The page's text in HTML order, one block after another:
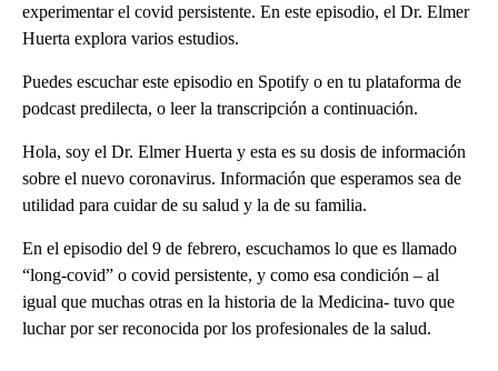
experimentar el covid persistente. En este episodio, el Dr. Elmer
Huerta explora varios estudios.
Puedes escuchar este episodio en Spotify o en tu plataforma de
podcast predilecta, o leer la transcripción a continuación.
Hola, soy el Dr. Elmer Huerta y esta es su dosis de información
sobre el nuevo coronavirus. Información que esperamos sea de
utilidad para cuidar de su salud y la de su familia.
En el episodio del 9 de febrero, escuchamos lo que es llamado
“long-covid” o covid persistente, y como esa condición – al
igual que muchas otras en la historia de la Medicina- tuvo que
luchar por ser reconocida por los profesionales de la salud.